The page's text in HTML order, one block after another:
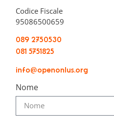
Codice Fiscale
95086500659
089 2750530
081 5751825
info@openonlus.org
Nome